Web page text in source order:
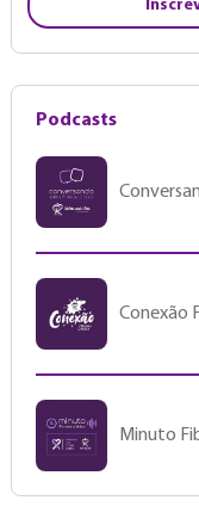
Podcasts
Conexão
Minuto